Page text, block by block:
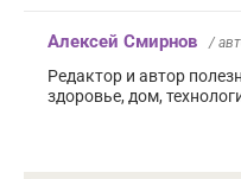
Алексей Смирнов /
Редактор и автор
здоровье, дом,